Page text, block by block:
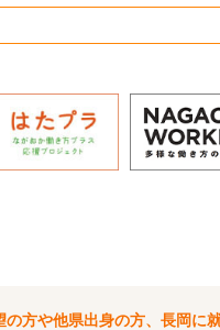
方や他県出身の方、長岡